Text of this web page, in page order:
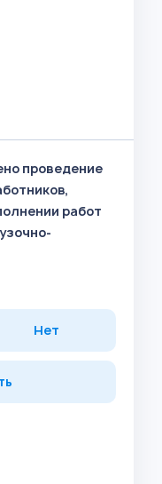
проведение
работ
Нет